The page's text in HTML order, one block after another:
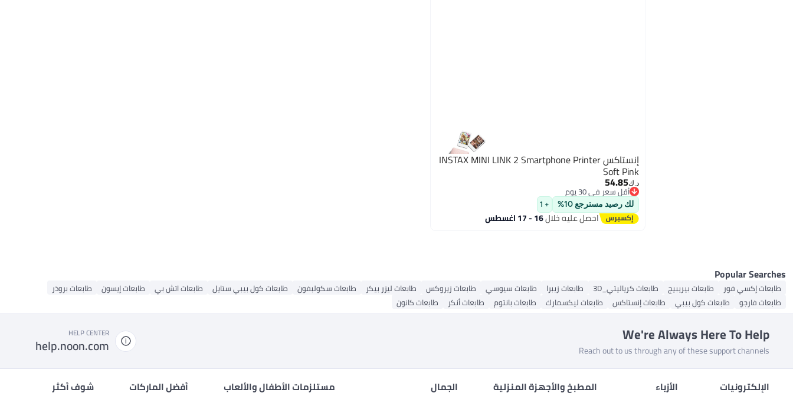
إنستاكس INSTAX MINI LINK 2 Smartphone Printer
Soft Pink
د.ك‏54.85
أقل سعر في 30 يوم
أقل سعر في 30 يوم
لك رصيد مسترجع 10% + 1
احصل عليه خلال16 - 17 اغسطس
Popular Searches
طابعات إكسي فور طابعات بيريبيج طابعات كرياليتي_3D طابعات زيبرا طابعات سيوسي طابعات زيروكس طابعات ليزر بيكر طابعات سكولبفون طابعات كول بيبي ستايل طابعات اتش بي طابعات إيسون
طابعات بروذر
طابعات فارجو
طابعات كول بيبي طابعات إنستاكس طابعات ليكسمارك طابعات بانتوم طابعات أنكر طابعات كانون
We're Always Here To Help
Reach out to us through any of these support channels
HELP CENTER
help.noon.com
الإلكترونيات الأزياء المطبخ والأجهزة المنزلية الجمال مستلزمات الأطفال والألعاب أفضل الماركات شوف أكثر